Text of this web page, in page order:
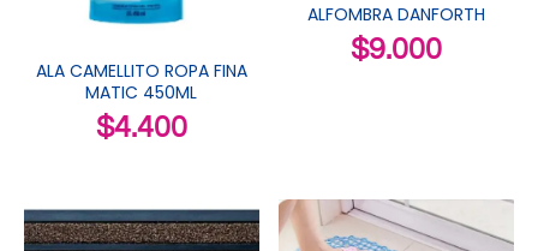
ALA CAMELLITO ROPA FINA
MATIC 450ML
$4.400
ALFOMBRA DANFORTH
$9.000